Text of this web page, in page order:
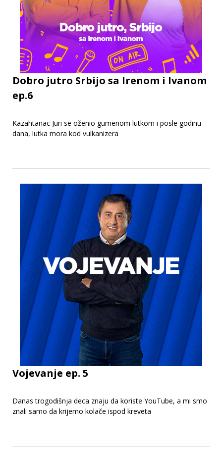
Dobro jutro Srbijo sa Irenom i Ivanom
ep.6
Kazahtanac Juri se oženio gumenom lutkom i posle godinu
dana, lutka mora kod vulkanizera
Vojevanje ep. 5
Danas trogodišnja deca znaju da koriste YouTube, a mi smo
znali samo da krijemo kolače ispod kreveta